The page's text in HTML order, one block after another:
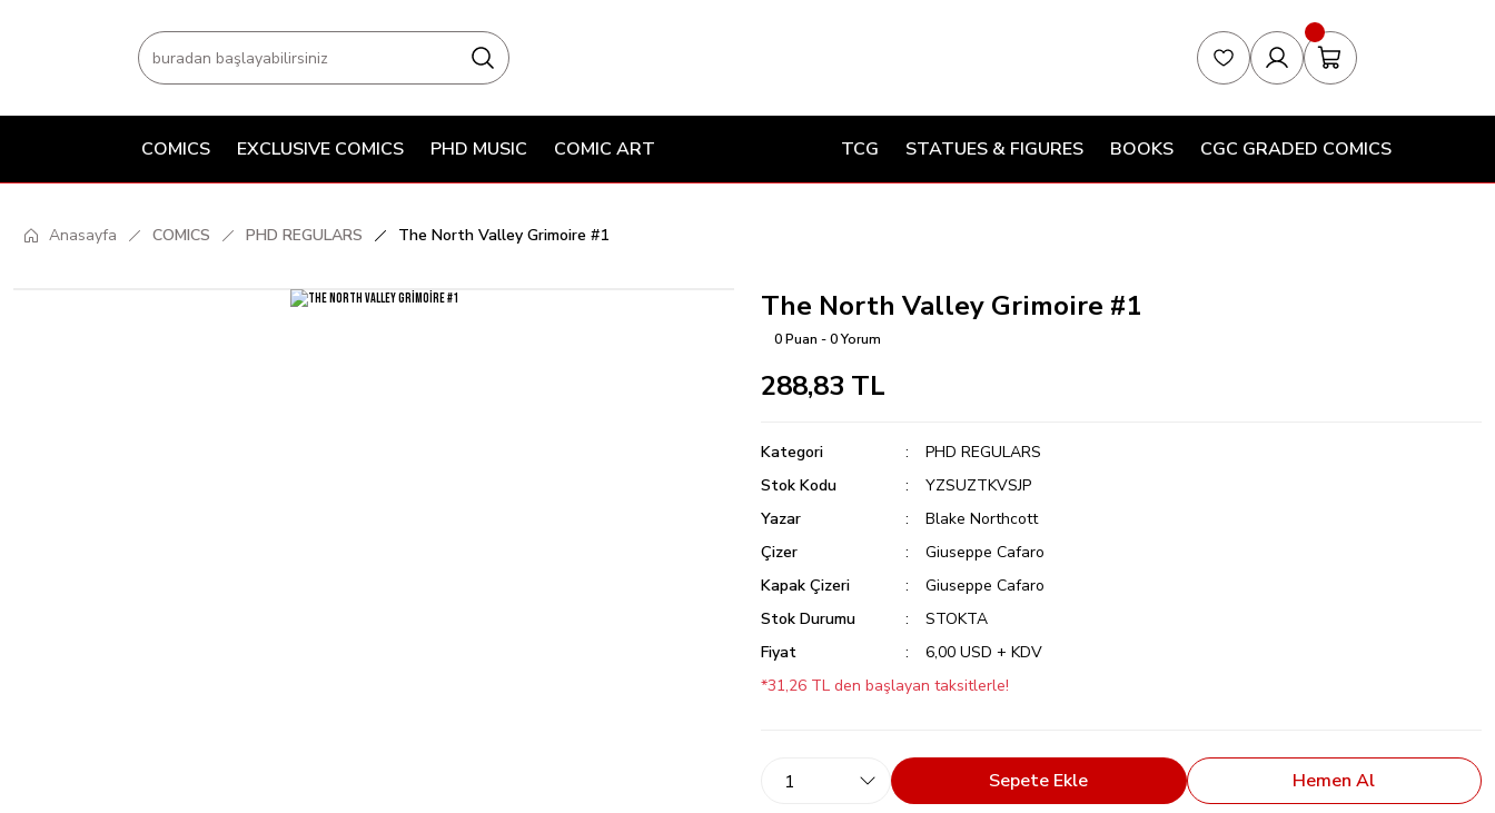
COMICS EXCLUSIVE COMICS PHD MUSIC COMIC ART TCG STATUES & FIGURES BOOKS CGC GRADED COMICS
Anasayfa COMICS PHD REGULARS The North Valley Grimoire #1
The North Valley Grimoire #1
0 Puan - 0 Yorum
288,83 TL
Kategori
PHD REGULARS
Stok Kodu
YZSUZTKVSJP
Yazar
Blake Northcott
Çizer
Giuseppe Cafaro
Kapak Çizeri
Giuseppe Cafaro
Stok Durumu
STOKTA
Fiyat
6,00 USD + KDV
*31,26 TL den başlayan taksitlerle!
Sepete Ekle Hemen Al